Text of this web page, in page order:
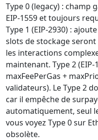
Type 0 (legacy) : champ
EIP-1559 et toujours
Type 1 (EIP-2930) :
slots de stockage
les interactions
maintenant. Type 2
maxFeePerGas +
validateurs). Le Type 2
car il empêche de
automatiquement, seul
vous voyez Type 0 sur
obsolète.